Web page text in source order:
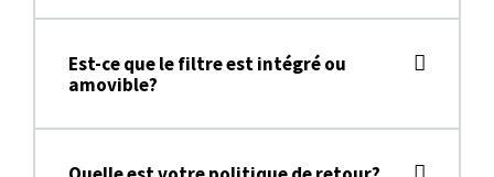
Est-ce que le filtre est intégré ou
amovible?